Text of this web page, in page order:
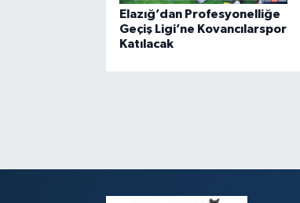
Elazığ’dan Profesyonelliğe
Geçiş Ligi’ne Kovancılarspor
Katılacak